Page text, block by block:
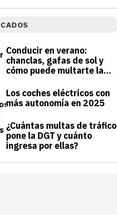
Conducir en verano:
chanclas, gafas de sol y
cómo puede multarte la
Los coches eléctricos con
más autonomía en 2025
¿Cuántas multas de tráfico
pone la DGT y cuánto
ingresa por ellas?